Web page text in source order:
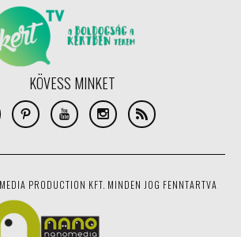
KÖVESS MINKET
PRODUCTION KFT. MINDEN JOG FENNTARTVA